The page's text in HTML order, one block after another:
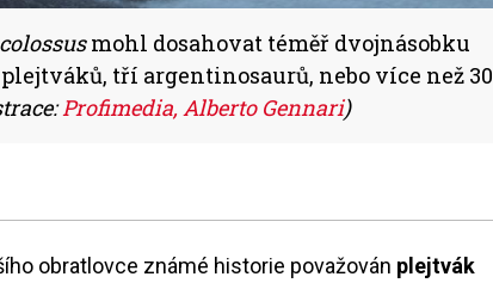
mohl dosahovat téměř dvojnásobku
tří argentinosaurů, nebo více než 30
Profimedia, Alberto Gennari)
obratlovce známé historie považován plejtvák